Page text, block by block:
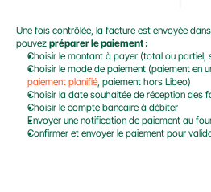
Une fois contrôlée, la facture est envoyée
pouvez préparer le paiement :
Choisir le montant à payer (total ou
Choisir le mode de paiement (paiement en
paiement planifié, paiement hors Libeo)
Choisir la date souhaitée de réception des
Choisir le compte bancaire à débiter
Envoyer une notification de paiement au
Confirmer et envoyer le paiement pour